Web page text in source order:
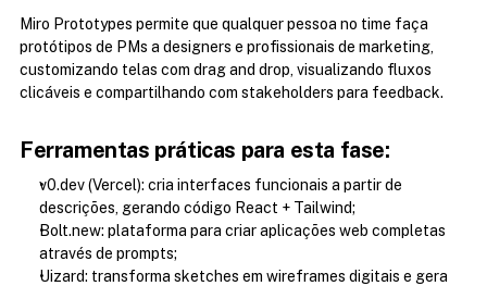
Miro Prototypes permite que qualquer pessoa no time faça
protótipos de PMs a designers e profissionais de marketing,
customizando telas com drag and drop, visualizando fluxos
clicáveis e compartilhando com stakeholders para feedback.
Ferramentas práticas para esta fase:
v0.dev (Vercel): cria interfaces funcionais a partir de
descrições, gerando código React + Tailwind;
Bolt.new: plataforma para criar aplicações web completas
através de prompts;
Uizard: transforma sketches em wireframes digitais e gera